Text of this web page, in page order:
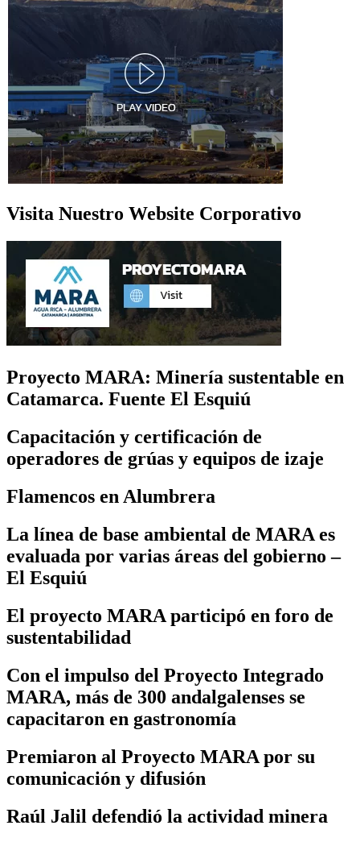
Visita Nuestro Website Corporativo
Proyecto MARA: Minería sustentable en
Catamarca. Fuente El Esquiú
Capacitación y certificación de
operadores de grúas y equipos de izaje
Flamencos en Alumbrera
La línea de base ambiental de MARA es
evaluada por varias áreas del gobierno –
El Esquiú
El proyecto MARA participó en foro de
sustentabilidad
Con el impulso del Proyecto Integrado
MARA, más de 300 andalgalenses se
capacitaron en gastronomía
Premiaron al Proyecto MARA por su
comunicación y difusión
Raúl Jalil defendió la actividad minera